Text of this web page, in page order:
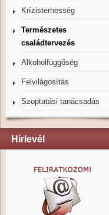
Krízisterhesség
Természetes
családtervezés
Alkoholfüggőség
Felvilágosítás
Szoptatási tanácsadás
Hírlevél